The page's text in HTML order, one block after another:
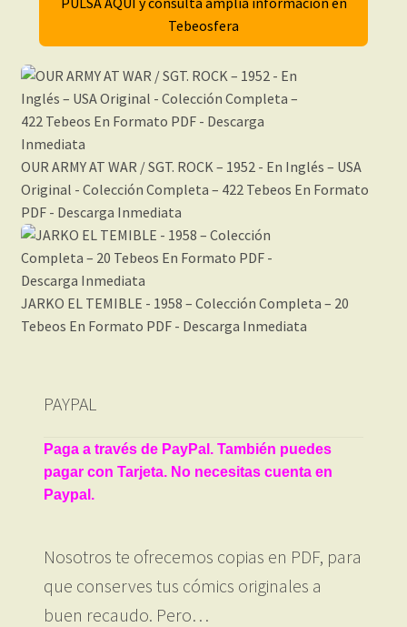
Tebeosfera
OUR ARMY AT WAR / SGT. ROCK – 1952 - En Inglés – USA
Original - Colección Completa – 422 Tebeos En Formato
PDF - Descarga Inmediata
JARKO EL TEMIBLE - 1958 – Colección Completa – 20
Tebeos En Formato PDF - Descarga Inmediata
PAYPAL
Paga a través de PayPal. También puedes
pagar con Tarjeta. No necesitas cuenta en
Paypal.
Nosotros te ofrecemos copias en PDF, para
que conserves tus cómics originales a
buen recaudo. Pero…